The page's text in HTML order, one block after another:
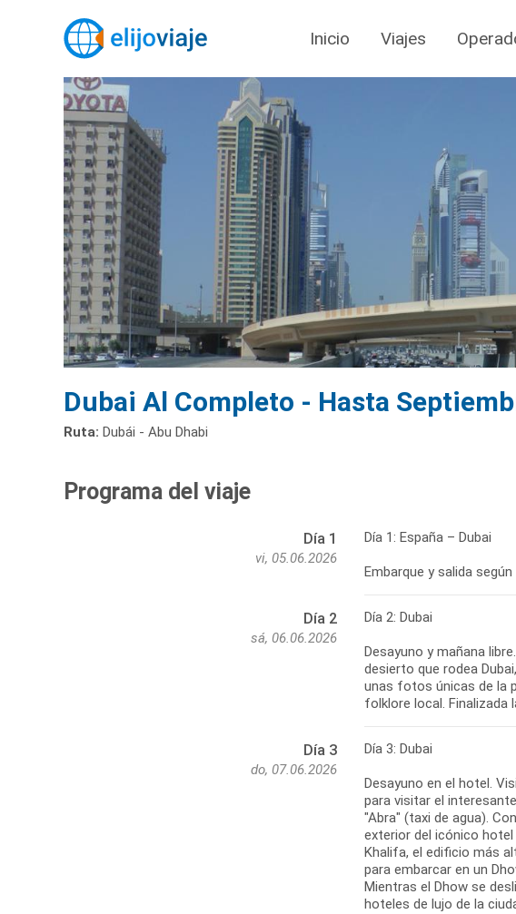
Inicio Viajes
Dubai Al Completo - Hasta
Ruta: Dubái - Abu Dhabi
Programa del viaje
Día 1
vi, 05.06.2026
Día 1: España – Dubai
Embarque y salida
Día 2
sá, 06.06.2026
Día 2: Dubai
Desayuno y mañana
desierto que rodea
unas fotos únicas de la
folklore local. Finalizada
Día 3
do, 07.06.2026
Día 3: Dubai
Desayuno en el hotel.
para visitar el
"Abra" (taxi de agua).
exterior del icónico hotel
Khalifa, el edificio más
para embarcar en un
Mientras el Dhow se
hoteles de lujo de la